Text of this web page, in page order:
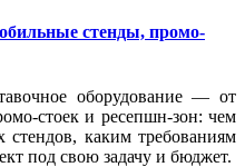
стенды, промо-
оборудование — от
стоек и ресепшн-зон: чем
стендов, каким требованиям
под свою задачу и бюджет.